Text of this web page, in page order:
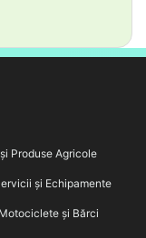
Produse Agricole
și Echipamente
și Bărci